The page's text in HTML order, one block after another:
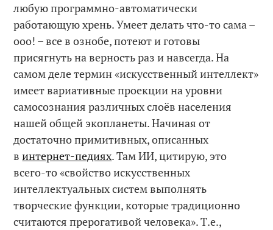
любую программно-автоматически
работающую хрень. Умеет делать что-то сама –
ооо! – все в ознобе, потеют и готовы
присягнуть на верность раз и навсегда. На
самом деле термин «искусственный интеллект»
имеет вариативные проекции на уровни
самосознания различных слоёв населения
нашей общей экопланеты. Начиная от
достаточно примитивных, описанных
винтернет-педиях. Там ИИ, цитирую, это
всего-то «свойство искусственных
интеллектуальных систем выполнять
творческие функции, которые традиционно
считаются прерогативой человека». Т.е.,